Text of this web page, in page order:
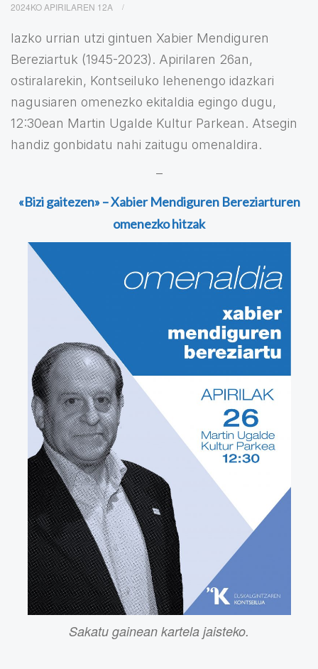
2024KO APIRILAREN 12A
Iazko urrian utzi gintuen Xabier Mendiguren
Bereziartuk (1945-2023). Apirilaren 26an,
ostiralarekin, Kontseiluko lehenengo idazkari
nagusiaren omenezko ekitaldia egingo dugu,
12:30ean Martin Ugalde Kultur Parkean. Atsegin
handiz gonbidatu nahi zaitugu omenaldira.
–
«Bizi gaitezen» – Xabier Mendiguren Bereziarturen
omenezko hitzak
Sakatu gainean kartela jaisteko.